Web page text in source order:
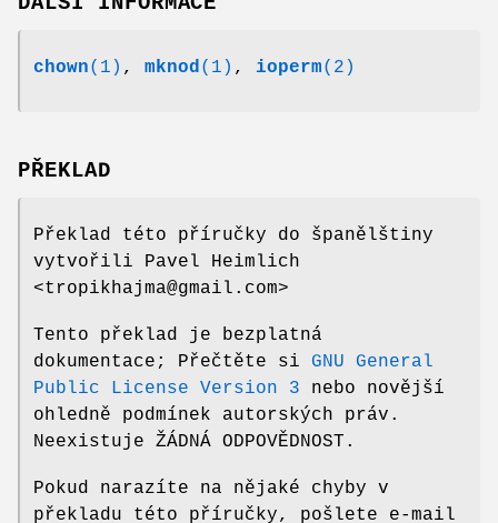
chown(1) , mknod(1) , ioperm(2)
PŘEKLAD
Překlad této příručky do španělštiny
vytvořili Pavel Heimlich
<tropikhajma@gmail.com>
Tento překlad je bezplatná
dokumentace; Přečtěte si GNU General
Public License Version 3 nebo novější
ohledně podmínek autorských práv.
Neexistuje ŽÁDNÁ ODPOVĚDNOST.
Pokud narazíte na nějaké chyby v
překladu této příručky, pošlete e-mail